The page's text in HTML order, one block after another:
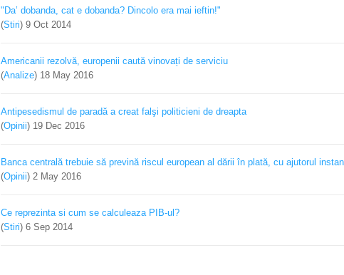
"Da’ dobanda, cat e dobanda? Dincolo era mai ieftin!"
(Stiri) 9 Oct 2014
Americanii rezolvă, europenii caută vinovați de serviciu
(Analize) 18 May 2016
Antipesedismul de paradă a creat falşi politicieni de dreapta
(Opinii) 19 Dec 2016
Banca centrală trebuie să prevină riscul european al dării în plată, cu ajutorul
(Opinii) 2 May 2016
Ce reprezinta si cum se calculeaza PIB-ul?
(Stiri) 6 Sep 2014